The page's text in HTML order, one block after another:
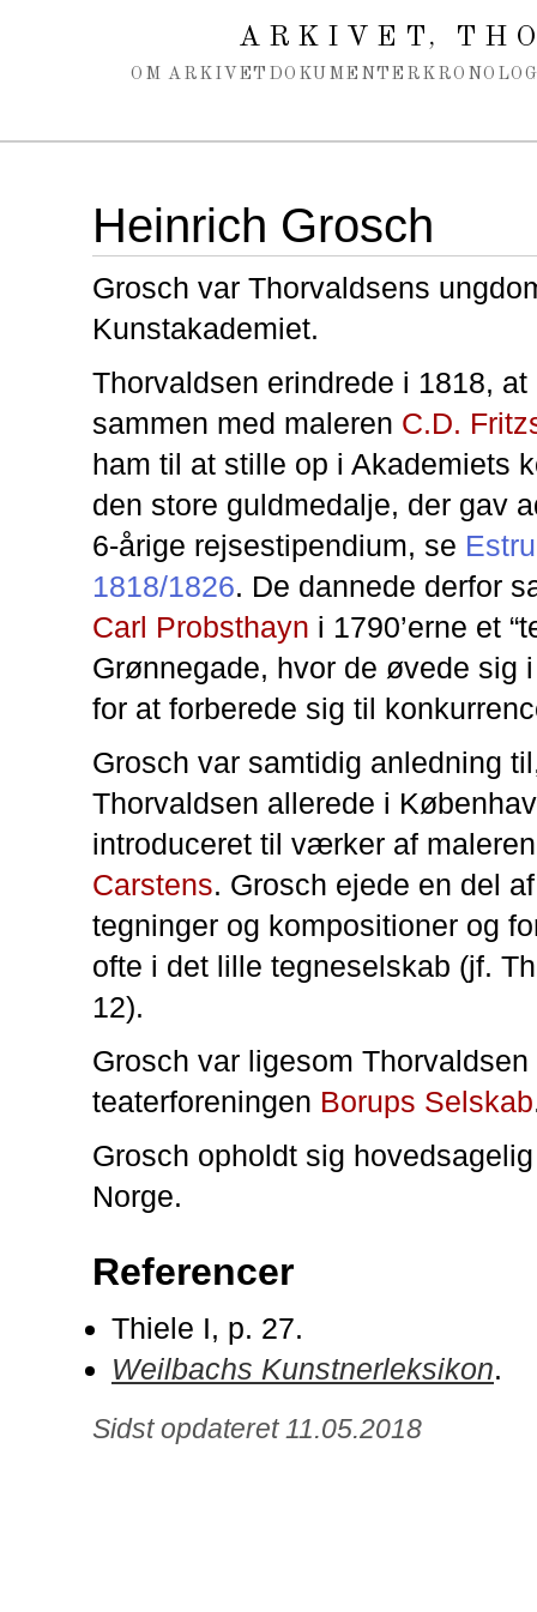
ARKIVET,
OM ARKIVET DOKUMENTER
Heinrich Grosch
Grosch var Thorvaldsens
Kunstakademiet.
Thorvaldsen erindrede i 1818, at
sammen med maleren C.D.
ham til at stille op i Akademiets
den store guldmedalje, der gav
6-årige rejsestipendium, se
1818/1826. De dannede derfor
Carl Probsthayn i 1790’erne et
Grønnegade, hvor de øvede sig
for at forberede sig til
Grosch var samtidig anledning
Thorvaldsen allerede i
introduceret til værker af
Carstens. Grosch ejede en del
tegninger og kompositioner og
ofte i det lille tegneselskab (jf.
12).
Grosch var ligesom
teaterforeningen Borups Selskab
Grosch opholdt sig
Norge.
Referencer
Thiele I, p. 27.
Weilbachs Kunstnerleksikon.
Sidst opdateret 11.05.2018